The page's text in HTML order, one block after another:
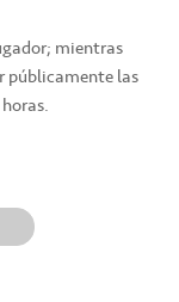
mientras
públicamente las